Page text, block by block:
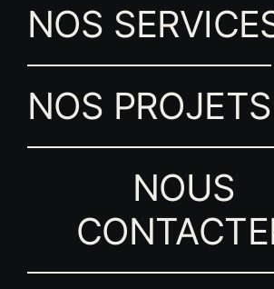
NOS
NOS PROJETS
NOUS